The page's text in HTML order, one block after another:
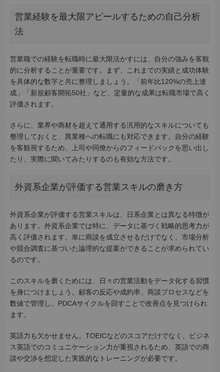
営業経験を最大限アピールするための自己分析
法
営業職での経験を転職時に最大限活かすには、自分の強みを客観
的に分析することが重要です。まず、これまでの実績と成功体験
を具体的な数字と共に整理しましょう。「前年比120%の売上達
成」「新規顧客開拓50社」など、定量的な成果は転職市場で高く
評価されます。
さらに、業界や商材を超えて通用する汎用的なスキルについても
整理しておくと、異業種への転職にも対応できます。自分の経験
を客観視するため、上司や同僚からのフィードバックを思い出し
たり、実際に聞いてみたりするのも有効な方法です。
外資系企業が評価する営業スキルの磨き方
外資系企業が評価する営業スキルは、日系企業とは異なる特徴が
あります。外資系企業では特に、データに基づく戦略的思考力が
高く評価されます。単に商談を成立させるだけでなく、市場分析
や競合調査に基づいた論理的な提案ができることが求められてい
るのです。
このスキルを磨くためには、日々の営業活動をデータ化する習慣
を身につけましょう。顧客の反応や成約率、商談プロセスなどを
数値で管理し、PDCAサイクルを回すことで改善点を見つけられ
ます。
英語力も欠かせません。TOEICなどのスコアだけでなく、ビジネ
ス英語でのコミュニケーション力が重視されるため、英語での商
談や交渉を想定した実践的なトレーニングが必要です。